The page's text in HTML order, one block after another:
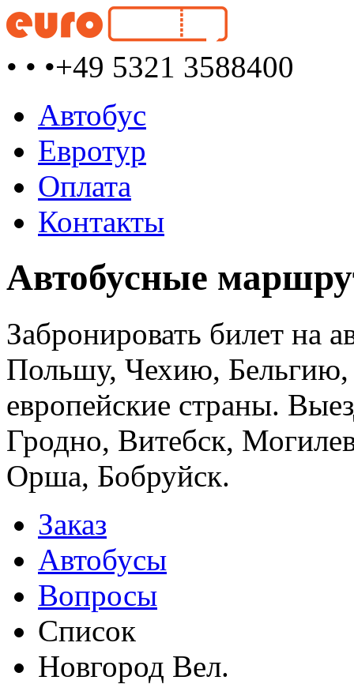
• • •+49 5321 3588400
Автобус
Евротур
Оплата
Контакты
Автобусные
Забронировать билет на
Польшу, Чехию,
европейские страны.
Гродно, Витебск,
Орша, Бобруйск.
Заказ
Автобусы
Вопросы
Список
Новгород Вел.